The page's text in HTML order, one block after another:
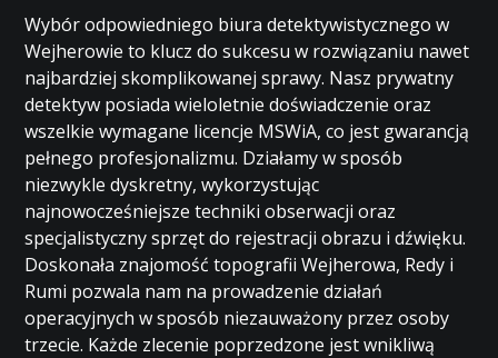
Wybór odpowiedniego biura detektywistycznego w
Wejherowie to klucz do sukcesu w rozwiązaniu nawet
najbardziej skomplikowanej sprawy. Nasz prywatny
detektyw posiada wieloletnie doświadczenie oraz
wszelkie wymagane licencje MSWiA, co jest gwarancją
pełnego profesjonalizmu. Działamy w sposób
niezwykle dyskretny, wykorzystując
najnowocześniejsze techniki obserwacji oraz
specjalistyczny sprzęt do rejestracji obrazu i dźwięku.
Doskonała znajomość topografii Wejherowa, Redy i
Rumi pozwala nam na prowadzenie działań
operacyjnych w sposób niezauważony przez osoby
trzecie. Każde zlecenie poprzedzone jest wnikliwą